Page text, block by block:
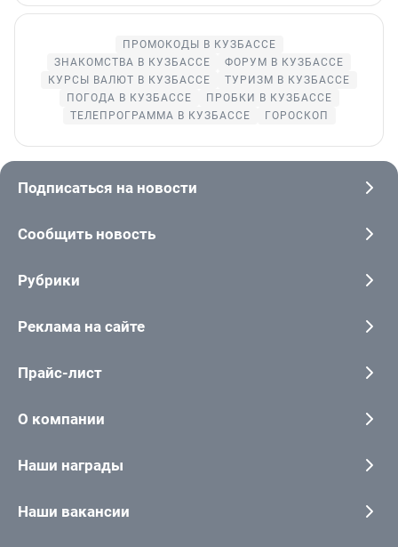
ПРОМОКОДЫ В КУЗБАССЕ
ЗНАКОМСТВА В КУЗБАССЕ
ФОРУМ В КУЗБАССЕ
КУРСЫ ВАЛЮТ В КУЗБАССЕ
ТУРИЗМ В КУЗБАССЕ
ПОГОДА В КУЗБАССЕ
ПРОБКИ В КУЗБАССЕ
ТЕЛЕПРОГРАММА В КУЗБАССЕ
ГОРОСКОП
Подписаться на новости
Сообщить новость
Рубрики
Реклама на сайте
Прайс-лист
О компании
Наши награды
Наши вакансии